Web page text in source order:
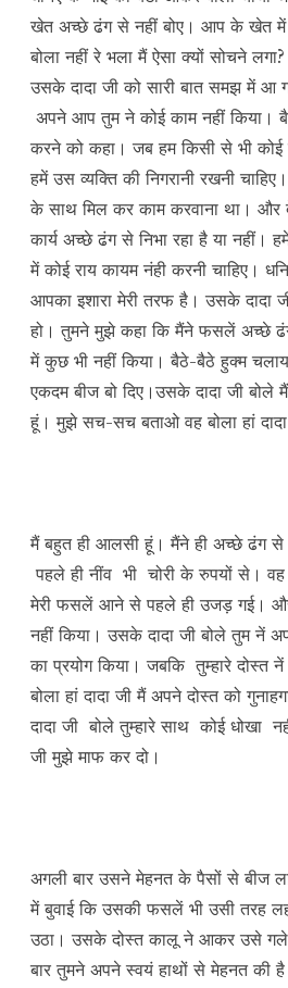
खेत अच्छे ढंग से नहीं बोए। आप के खेत
बोला नहीं रे भला मैं ऐसा क्यों सोचने
उसके दादा जी को सारी बात समझ में आ
अपने आप तुम ने कोई काम नहीं किया।
करने को कहा। जब हम किसी से भी कोई
हमें उस व्यक्ति की निगरानी रखनी
के साथ मिल कर काम करवाना था। और
कार्य अच्छे ढंग से निभा रहा है या नहीं।
में कोई राय कायम नंही करनी चाहिए।
आपका इशारा मेरी तरफ है। उसके दादा
हो। तुमने मुझे कहा कि मैंने फसलें अच्छे
में कुछ भी नहीं किया। बैठे-बैठे हुक्म
एकदम बीज बो दिए।उसके दादा जी बोले
हूं। मुझे सच-सच बताओ वह बोला हां
मैं बहुत ही आलसी हूं। मैंने ही अच्छे ढंग
पहले ही नींव भी चोरी के रुपयों से।
मेरी फसलें आने से पहले ही उजड़ गई।
नहीं किया। उसके दादा जी बोले तुम नें
का प्रयोग किया। जबकि तुम्हारे दोस्त नें
बोला हां दादा जी मैं अपने दोस्त को
दादा जी बोले तुम्हारे साथ कोई धोखा
जी मुझे माफ कर दो।
अगली बार उसने मेहनत के पैसों से बीज
में बुवाई कि उसकी फसलें भी उसी तरह
उठा। उसके दोस्त कालू ने आकर उसे गले
बार तुमने अपने स्वयं हाथों से मेहनत की